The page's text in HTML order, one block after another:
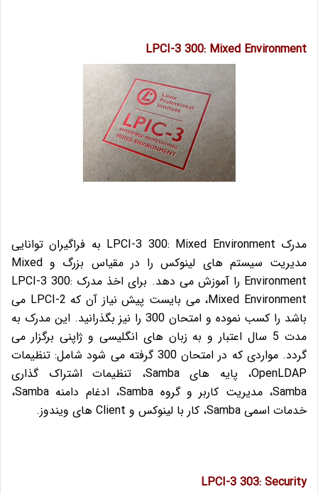
LPCI-3 300: Mixed Environment
مدرک LPCI-3 300: Mixed Environment به فراگیران توانایی
مدیریت سیستم های لینوکس را در مقیاس بزرگ و Mixed
Environment را آموزش می دهد.
برای اخذ مدرک LPCI-3 300:
Mixed Environment، می بایست پیش نیاز آن که LPCI-2 می
باشد را کسب نموده و امتحان 300 را نیز بگذرانید. این مدرک به
مدت 5 سال اعتبار و به زبان های انگلیسی و ژاپنی برگزار می
گردد. مواردی که در امتحان 300 گرفته می شود شامل: تنظیمات
OpenLDAP، پایه های Samba، تنظیمات اشتراک گذاری
Samba، مدیریت کاربر و گروه Samba، ادغام دامنه Samba،
خدمات اسمی Samba، کار با لینوکس و Client های ویندوز.
LPCI-3 303: Security